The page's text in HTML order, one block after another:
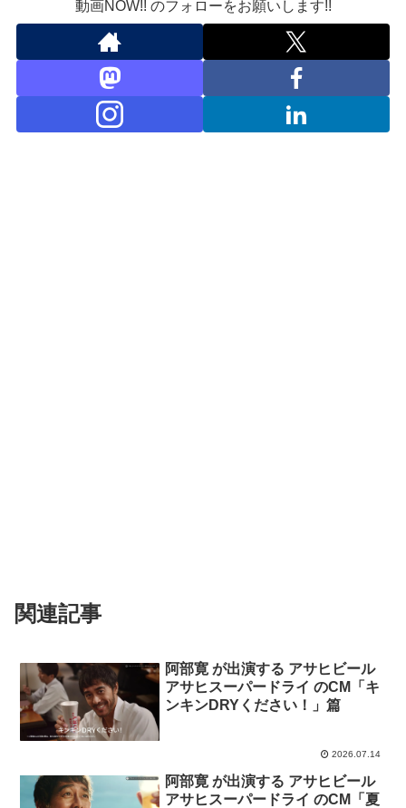
動画NOW!! のフォローをお願いします!!
関連記事
阿部寛 が出演する アサヒビール
アサヒスーパードライ のCM「キ
ンキンDRYください！」篇
2026.07.14
阿部寛 が出演する アサヒビール
アサヒスーパードライ のCM「夏